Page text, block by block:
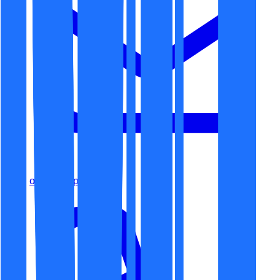
office@espaceit.ro